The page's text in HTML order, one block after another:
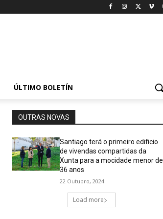
ÚLTIMO BOLETÍN
OUTRAS NOVAS
Santiago terá o primeiro edificio
de vivendas compartidas da
Xunta para a mocidade menor de
36 anos
22 Outubro, 2024
Load more